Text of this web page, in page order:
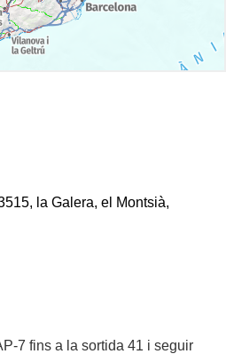
la Galera, el Montsià,
7 fins a la sortida 41 i seguir